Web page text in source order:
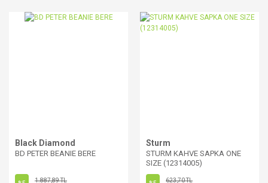
Black Diamond
BD PETER BEANIE BERE
1.887,89 TL
Sturm
STURM KAHVE SAPKA ONE
SIZE (12314005)
623,70 TL